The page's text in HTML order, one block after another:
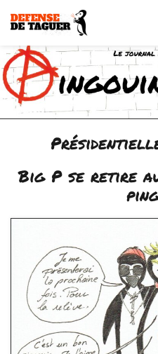
au
contenu
Big P se retire